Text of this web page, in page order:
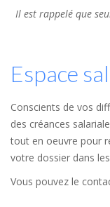
Il est rappelé que
Espace
Conscients de vos
des créances
tout en oeuvre pour
votre dossier dans
Vous pouvez le